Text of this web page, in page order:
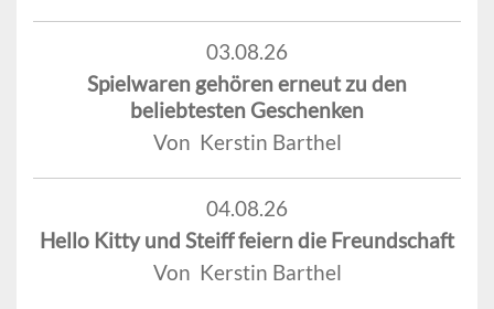
03.08.26
Spielwaren gehören erneut zu den
beliebtesten Geschenken
Von Kerstin Barthel
04.08.26
Hello Kitty und Steiff feiern die Freundschaft
Von Kerstin Barthel